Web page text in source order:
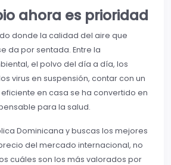
ahora es prioridad
donde la calidad del aire que
da por sentada. Entre la
el polvo del día a día, los
virus en suspensión, contar con un
en casa se ha convertido en
para la salud.
Dominicana y buscas los mejores
del mercado internacional, no
cuáles son los más valorados por